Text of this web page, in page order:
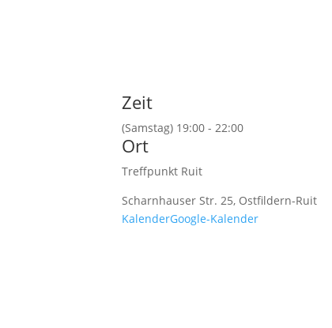
Zeit
(Samstag) 19:00 - 22:00
Ort
Treffpunkt Ruit
Scharnhauser Str. 25, Ostfildern-Ruit
KalenderGoogle-Kalender